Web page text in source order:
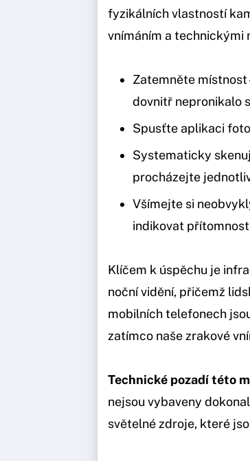
fyzikálních vlastností
vnímáním a technickými
Zatemněte místnost
dovnitř nepronikalo
Spusťte aplikaci
Systematicky
procházejte
Všímejte si
indikovat
Klíčem k úspěchu je
noční vidění, přičemž
mobilních telefonech
zatímco naše zrakové
Technické pozadí této
nejsou vybaveny
světelné zdroje, které